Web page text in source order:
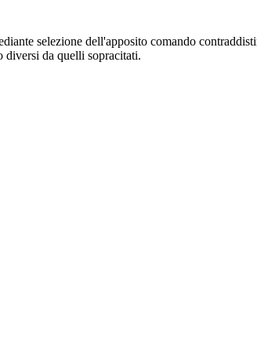
selezione dell'apposito comando
diversi da quelli sopracitati.